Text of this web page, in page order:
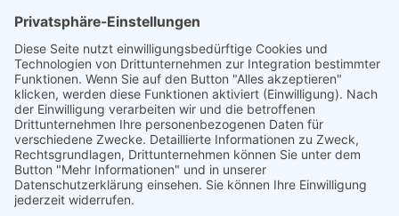
Haben Sie noch Fragen?
+43 720 353535 - Rückrufservice
service@regionale-produkte.online
© Regionale Produkte | powered by
Creativomedia GmbH
Downloads